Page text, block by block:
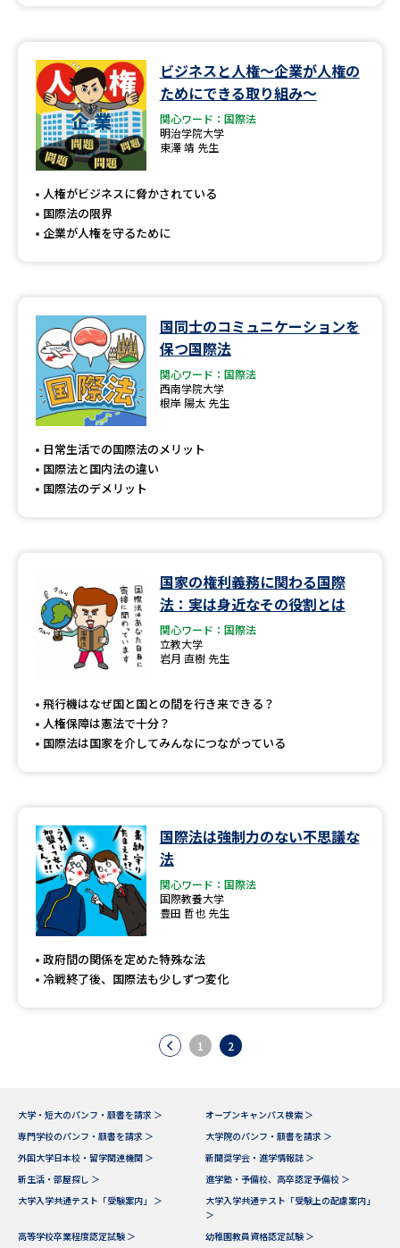
データサイエンス特集 奨学金・特待生制度特集
デジタルパンフレット 進路の３択
新学年スタート号特集ページ
（高3生用）
（高2生用）
SELFBRAND特集ページ
オープンキャンパス検索 実施プログラムから探す
来場型・Web型イベント特集 夢ナビライブ
受験準備
先輩が入学を決めた理由 テレメール全国一斉進学調査
新生活お役立ちガイド
学問発見 学問検索
学問のミニ講義「夢ナビ講義」
学問の教科書 夢ナビライブ
ユーザーサポート
受付内容・発送状況の確認
テレメール進学カタログ
訂正のご案内
ビジネスと人権～企業が人権の
ためにできる取り組み～
関心ワード：国際法
明治学院大学
東澤 靖 先生
人権がビジネスに脅かされている
国際法の限界
企業が人権を守るために
国同士のコミュニケーションを
保つ国際法
関心ワード：国際法
西南学院大学
根岸 陽太 先生
日常生活での国際法のメリット
国際法と国内法の違い
国際法のデメリット
国家の権利義務に関わる国際
法：実は身近なその役割とは
関心ワード：国際法
立教大学
岩月 直樹 先生
飛行機はなぜ国と国との間を行き来できる？
人権保障は憲法で十分？
国際法は国家を介してみんなにつながっている
国際法は強制力のない不思議な
法
関心ワード：国際法
国際教養大学
豊田 哲也 先生
政府間の関係を定めた特殊な法
冷戦終了後、国際法も少しずつ変化
1 2
大学・短大のパンフ・願書を請求 ＞
オープンキャンパス検索 ＞
専門学校のパンフ・願書を請求 ＞
大学院のパンフ・願書を請求 ＞
外国大学日本校・留学関連機関 ＞
新聞奨学会・進学情報誌 ＞
新生活・部屋探し ＞
進学塾・予備校、高卒認定予備校 ＞
大学入学共通テスト「受験案内」 ＞
大学入学共通テスト「受験上の配慮案内」
＞
高等学校卒業程度認定試験 ＞
幼稚園教員資格認定試験 ＞